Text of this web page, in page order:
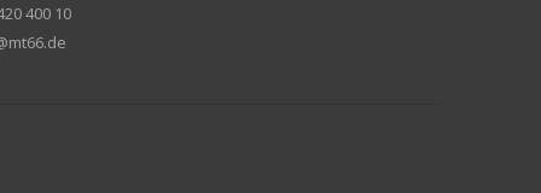
400 10